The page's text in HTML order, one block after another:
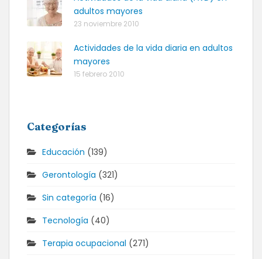
adultos mayores
23 noviembre 2010
Actividades de la vida diaria en adultos
mayores
15 febrero 2010
Categorías
Educación (139)
Gerontología (321)
Sin categoría (16)
Tecnología (40)
Terapia ocupacional (271)